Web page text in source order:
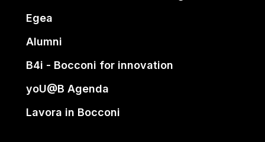
Egea
Alumni
B4i - Bocconi for innovation
yoU@B Agenda
Lavora in Bocconi